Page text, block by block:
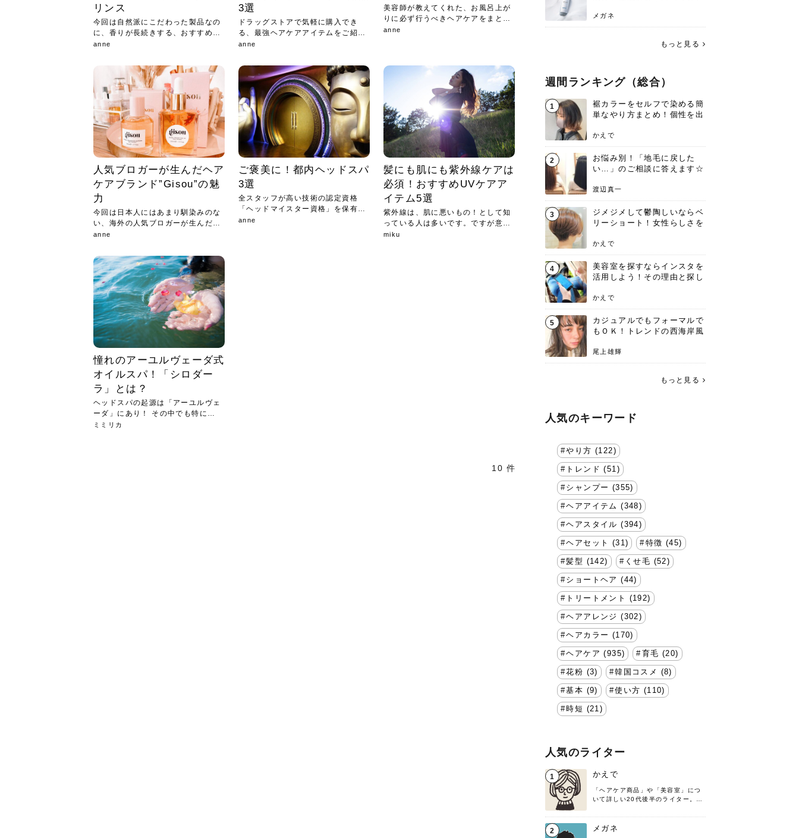
リンス
今回は自然派にこだわった製品なの
に、香りが長続きする、おすすめヘ
アケ...
anne
3選
ドラッグストアで気軽に購入でき
る、最強ヘアケアアイテムをご紹介
します〜！
anne
美容師が教えてくれた、お風呂上が
りに必ず行うべきヘアケアをまとめ
まし...
anne
人気ブロガーが生んだヘア
ケアブランド”Gisou”の魅
力
今回は日本人にはあまり馴染みのな
い、海外の人気ブロガーが生んだヘ
アケ...
anne
ご褒美に！都内ヘッドスパ
3選
全スタッフが高い技術の認定資格
「ヘッドマイスター資格」を保有し
ており...
anne
髪にも肌にも紫外線ケアは
必須！おすすめUVケアア
イテム5選
紫外線は、肌に悪いもの！として知
っている人は多いです。ですが意外
に頭...
miku
憧れのアーユルヴェーダ式
オイルスパ！「シロダー
ラ」とは？
ヘッドスパの起源は「アーユルヴェ
ーダ」にあり！ その中でも特に有
名...
ミミリカ
10 件
説
メガネ
もっと見る
週間ランキング（総合）
1
裾カラーをセルフで染める簡
単なやり方まとめ！個性を出
かえで
2
お悩み別！「地毛に戻した
い…」のご相談に答えます☆
渡辺真一
3
ジメジメして鬱陶しいならベ
リーショート！女性らしさを
かえで
4
美容室を探すならインスタを
活用しよう！その理由と探し
かえで
5
カジュアルでもフォーマルで
もＯＫ！トレンドの西海岸風
尾上雄輝
もっと見る
人気のキーワード
やり方 (122)
トレンド (51)
シャンプー (355)
ヘアアイテム (348)
ヘアスタイル (394)
ヘアセット (31) 特徴 (45)
髪型 (142) くせ毛 (52)
ショートヘア (44)
トリートメント (192)
ヘアアレンジ (302)
ヘアカラー (170)
ヘアケア (935) 育毛 (20)
花粉 (3) 韓国コスメ (8)
基本 (9) 使い方 (110)
時短 (21)
人気のライター
1 かえで
「ヘアケア商品」や「美容室」につ
いて詳しい20代後半のライター。楽
す！
2 メガネ